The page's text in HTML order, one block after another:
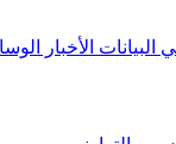
البيانات الأخبار